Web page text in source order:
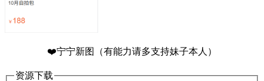
❤️宁宁新图（有能力请多支持妹子本人）
资源下载